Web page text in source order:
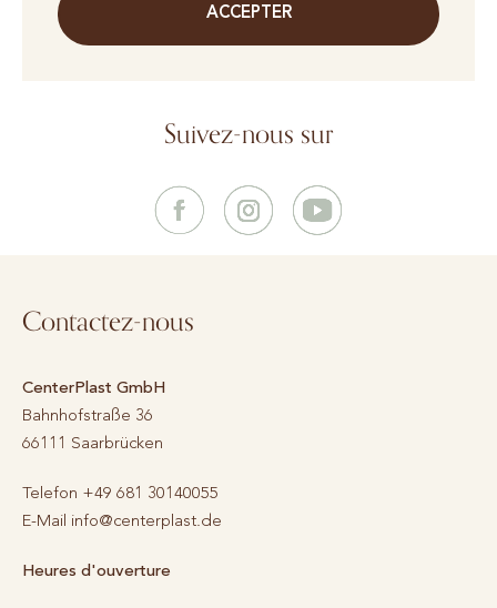
ACCEPTER
Suivez-nous sur
Contactez-nous
CenterPlast GmbH
Bahnhofstraße 36
66111 Saarbrücken
Telefon +49 681 30140055
E-Mail info@centerplast.de
Heures d'ouverture